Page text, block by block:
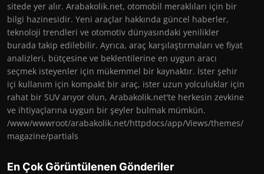
sitede yer alır. Arabakolik.net, otomobil meraklıları için bir
bilgi hazinesidir. Yeni araçlar hakkında güncel haberler,
teknoloji trendleri ve otomotiv dünyasındaki yenilikler
burada takip edilebilir. Ayrıca, araç karşılaştırmaları ve fiyat
analizleri, bütçesine ve beklentilerine en uygun aracı
seçmek isteyenler için mükemmel bir kaynaktır. İster şehir
içi kullanım için kompakt bir araç, ister uzun yolculuklar için
rahat bir SUV arıyor olun, Arabakolik.net'te herkesin zevkine
ve ihtiyaçlarına uygun bir şeyler bulmak mümkün.
/www/wwwroot/arabakolik.net/httpdocs/app/Views/themes/
magazine/partials
En Çok Görüntülenen Gönderiler